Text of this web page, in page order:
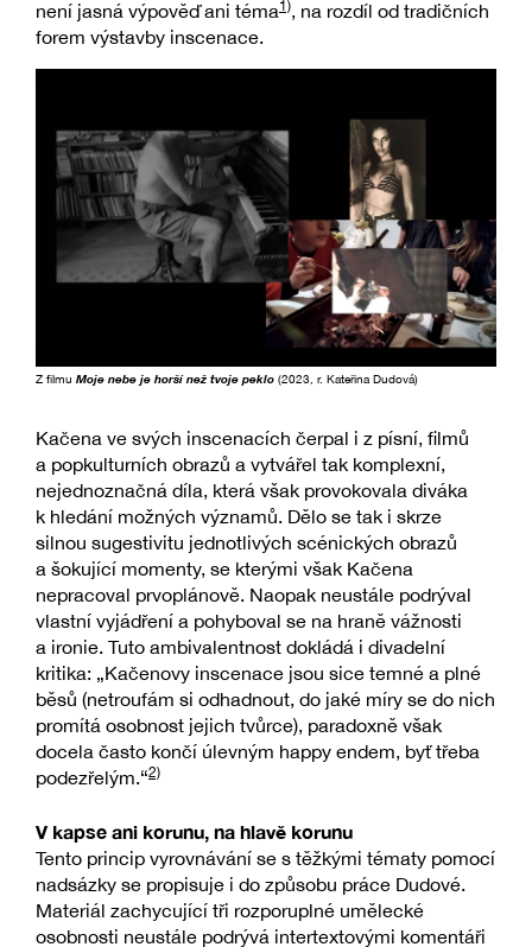
není jasná výpověď ani téma1), na rozdíl od tradičních
forem výstavby inscenace.
Z filmu Moje nebe je horší než tvoje peklo (2023, r. Kateřina Dudová)
Kačena ve svých inscenacích čerpal i z písní, filmů
a popkulturních obrazů a vytvářel tak komplexní,
nejednoznačná díla, která však provokovala diváka
k hledání možných významů. Dělo se tak i skrze
silnou sugestivitu jednotlivých scénických obrazů
a šokující momenty, se kterými však Kačena
nepracoval prvoplánově. Naopak neustále podrýval
vlastní vyjádření a pohyboval se na hraně vážnosti
a ironie. Tuto ambivalentnost dokládá i divadelní
kritika: „Kačenovy inscenace jsou sice temné a plné
běsů (netroufám si odhadnout, do jaké míry se do nich
promítá osobnost jejich tvůrce), paradoxně však
docela často končí úlevným happy endem, byť třeba
podezřelým.“2)
V kapse ani korunu, na hlavě korunu
Tento princip vyrovnávání se s těžkými tématy pomocí
nadsázky se propisuje i do způsobu práce Dudové.
Materiál zachycující tři rozporuplné umělecké
osobnosti neustále podrývá intertextovými komentáři